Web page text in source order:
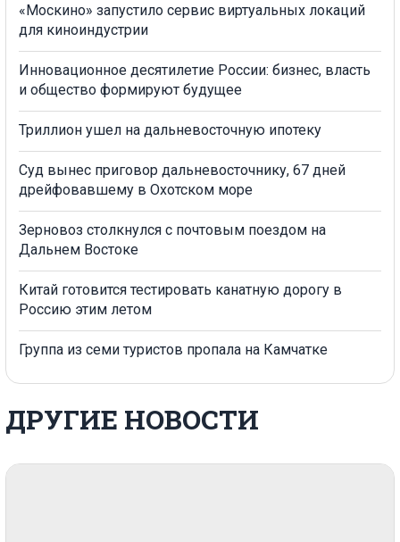
«Москино» запустило сервис виртуальных локаций
для киноиндустрии
Инновационное десятилетие России: бизнес, власть
и общество формируют будущее
Триллион ушел на дальневосточную ипотеку
Суд вынес приговор дальневосточнику, 67 дней
дрейфовавшему в Охотском море
Зерновоз столкнулся с почтовым поездом на
Дальнем Востоке
Китай готовится тестировать канатную дорогу в
Россию этим летом
Группа из семи туристов пропала на Камчатке
ДРУГИЕ НОВОСТИ